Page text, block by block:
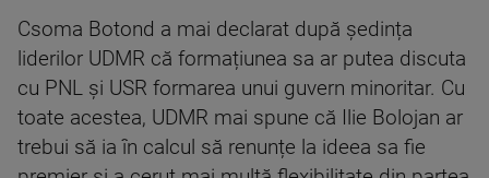
Csoma Botond a mai declarat după ședința
liderilor UDMR că formațiunea sa ar putea discuta
cu PNL și USR formarea unui guvern minoritar. Cu
toate acestea, UDMR mai spune că Ilie Bolojan ar
trebui să ia în calcul să renunțe la ideea sa fie